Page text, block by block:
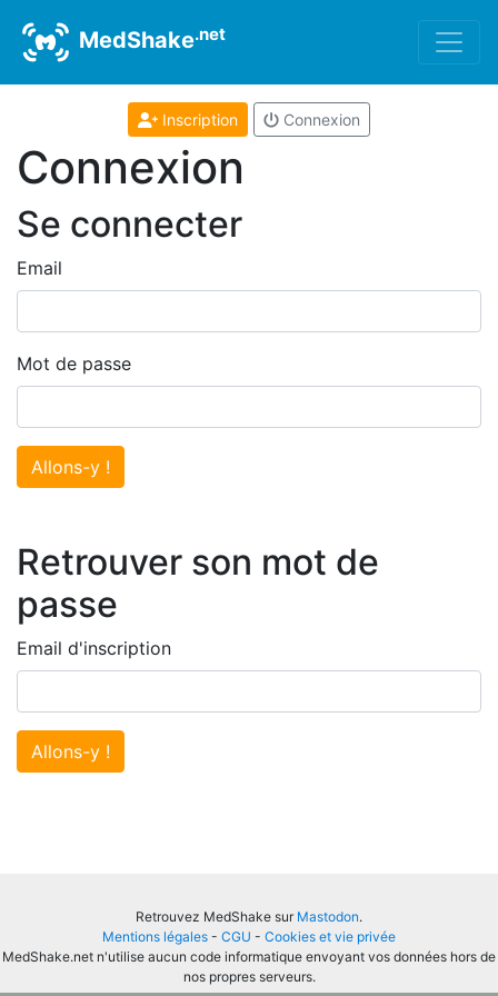
MedShake.net
Inscription Connexion
Connexion
Se connecter
Email
Mot de passe
Allons-y !
Retrouver son mot de
passe
Email d'inscription
Allons-y !
Retrouvez MedShake sur Mastodon.
Mentions légales - CGU - Cookies et vie privée
MedShake.net n'utilise aucun code informatique envoyant vos données hors de
nos propres serveurs.